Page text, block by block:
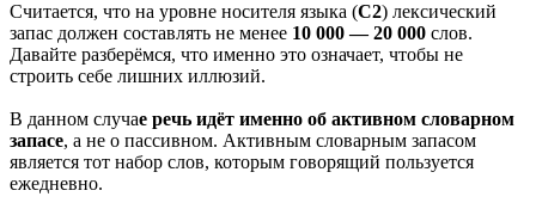
Считается, что на уровне носителя языка (С2) лексический
запас должен составлять не менее 10 000 — 20 000 слов.
Давайте разберёмся, что именно это означает, чтобы не
строить себе лишних иллюзий.
В данном случае речь идёт именно об активном словарном
запасе, а не о пассивном. Активным словарным запасом
является тот набор слов, которым говорящий пользуется
ежедневно.